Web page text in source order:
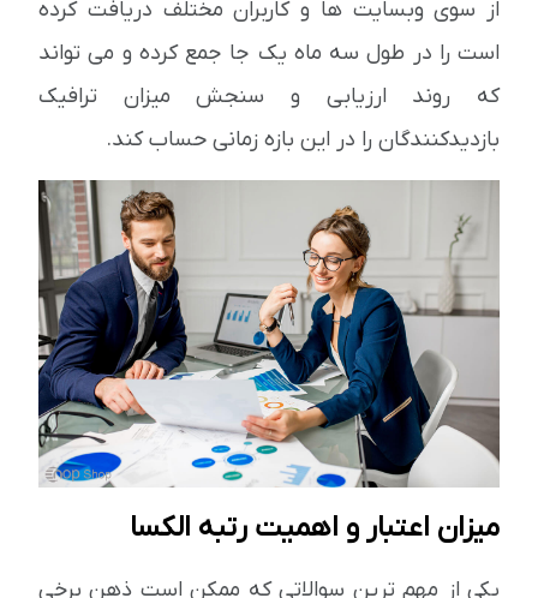
از سوی وبسایت ها و کاربران مختلف دریافت کرده
است را در طول سه ماه یک جا جمع کرده و می تواند
که روند ارزیابی و سنجش میزان ترافیک
بازدیدکنندگان را در این بازه زمانی حساب کند.
میزان اعتبار و اهمیت رتبه الکسا
یکی از مهم ترین سوالاتی که ممکن است ذهن برخی